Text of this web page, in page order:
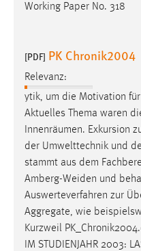
Working Paper No. 318
[PDF] PK Chronik2004
Relevanz:
ytik, um die Motivation
Aktuelles Thema waren
Innenräumen. Exkursion
der Umwelttechnik und
stammt aus dem
Amberg-Weiden und
Auswerteverfahren zur
Aggregate, wie
Kurzweil
IM STUDIENJAHR 2003: